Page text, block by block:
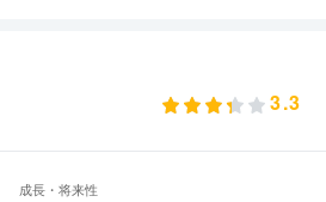
3.3
成長・将来性